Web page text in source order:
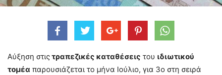
Αύξηση στιςτραπεζικές καταθέσεις του ιδιωτικού
τομέα παρουσιάζεται το μήνα Ιούλιο, για 3ο στη σειρά